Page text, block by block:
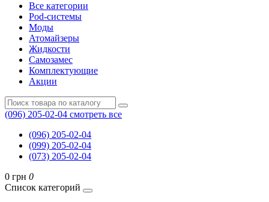
Все категории
Pod-системы
Моды
Атомайзеры
Жидкости
Самозамес
Комплектующие
Акции
(096) 205-02-04 смотреть все
(096) 205-02-04
(099) 205-02-04
(073) 205-02-04
0 грн 0
Список категорий